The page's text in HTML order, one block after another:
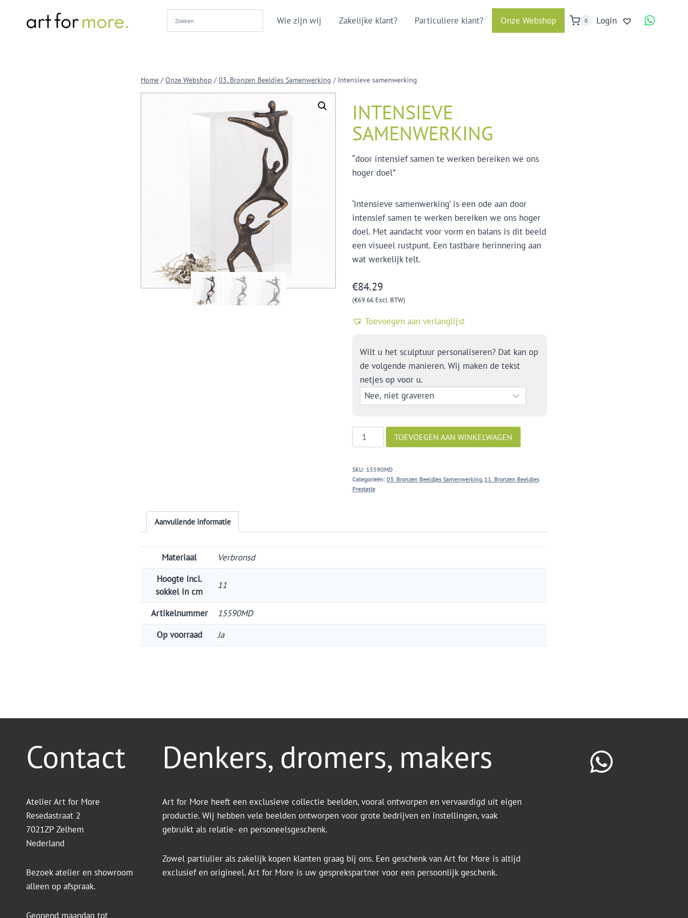
Wie zijn wij Zakelijke klant? Particuliere klant? Onze Webshop 0 Login
Home / Onze Webshop / 03. Bronzen Beeldjes Samenwerking / Intensieve samenwerking
INTENSIEVE
SAMENWERKING
“door intensief samen te werken bereiken we ons
hoger doel”
‘Intensieve samenwerking’ is een ode aan door
intensief samen te werken bereiken we ons hoger
doel. Met aandacht voor vorm en balans is dit beeld
een visueel rustpunt. Een tastbare herinnering aan
wat werkelijk telt.
€84.29
(€69.66Excl. BTW)
Toevoegen aan verlanglijst
Wilt u het sculptuur personaliseren? Dat kan op
de volgende manieren. Wij maken de tekst
netjes op voor u.
Intensieve
samenwerking
TOEVOEGEN AAN WINKELWAGEN
SKU: 15590MD
Categorieën: 03. Bronzen Beeldjes Samenwerking, 11. Bronzen Beeldjes
Prestatie
Aanvullende informatie
Materiaal
Verbronsd
Hoogte incl.
sokkel in cm
11
Artikelnummer
15590MD
Op voorraad
Ja
Contact
Atelier Art for More
Resedastraat 2
7021ZP Zelhem
Nederland
Bezoek atelier en showroom
alleen op afspraak.
Geopend maandag tot
Denkers, dromers, makers
Art for More heeft een exclusieve collectie beelden, vooral ontworpen en vervaardigd uit eigen
productie. Wij hebben vele beelden ontworpen voor grote bedrijven en instellingen, vaak
gebruikt als relatie- en personeelsgeschenk.
Zowel partiulier als zakelijk kopen klanten graag bij ons. Een geschenk van Art for More is altijd
exclusief en origineel. Art for More is uw gesprekspartner voor een persoonlijk geschenk.